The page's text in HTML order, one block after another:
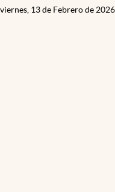
viernes, 13 de Febrero de 2026